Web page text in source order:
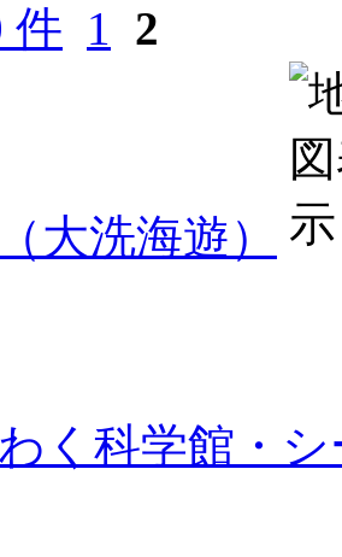
件 1 2
大洗海遊）
く科学館・